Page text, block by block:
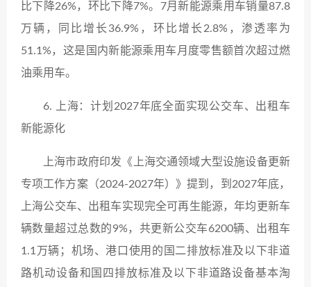
比下降26%，环比下降7%。7月新能源乘用车销量87.8
万辆，同比增长36.9%，环比增长2.8%，渗透率为
51.1%，这是国内新能源乘用车月度零售额首次超过燃
油乘用车。
6. 上海：计划2027年底全面实现公交车、出租车
新能源化
上海市政府印发《上海交通领域大型设施设备更新
专项工作方案（2024-2027年）》提到，到2027年底，
上海公交车、出租车实现完全可再生能源，年均更新车
辆数量超过总数的9%，共更新公交车6200辆、出租车
1.1万辆；机场、港口使用的国二排放标准及以下非道
路机动设备和国四排放标准及以下非道路设备基本淘